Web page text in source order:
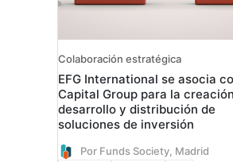
Colaboración estratégica
EFG International se asocia
Capital Group para la
desarrollo y distribución de
soluciones de inversión
Por Funds Society, Madrid